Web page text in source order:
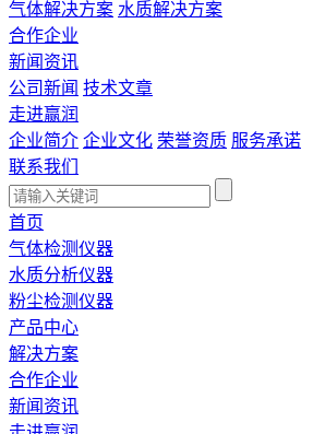
气体解决方案 水质解决方案
合作企业
新闻资讯
公司新闻 技术文章
走进赢润
企业简介 企业文化 荣誉资质 服务承诺
联系我们
首页
气体检测仪器
水质分析仪器
粉尘检测仪器
产品中心
解决方案
合作企业
新闻资讯